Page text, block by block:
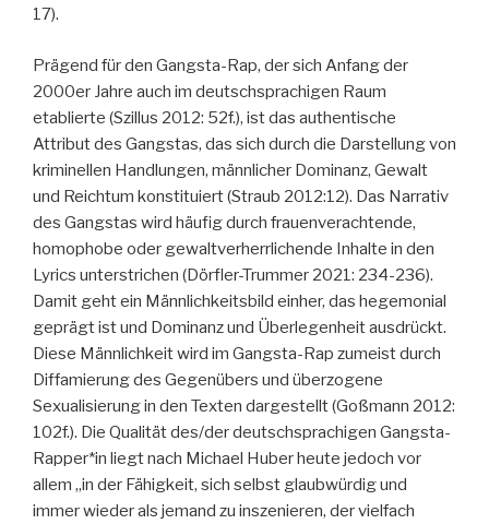
17).
Prägend für den Gangsta-Rap, der sich Anfang der
2000er Jahre auch im deutschsprachigen Raum
etablierte (Szillus 2012: 52f.), ist das authentische
Attribut des Gangstas, das sich durch die Darstellung von
kriminellen Handlungen, männlicher Dominanz, Gewalt
und Reichtum konstituiert (Straub 2012:12). Das Narrativ
des Gangstas wird häufig durch frauenverachtende,
homophobe oder gewaltverherrlichende Inhalte in den
Lyrics unterstrichen (Dörfler-Trummer 2021: 234-236).
Damit geht ein Männlichkeitsbild einher, das hegemonial
geprägt ist und Dominanz und Überlegenheit ausdrückt.
Diese Männlichkeit wird im Gangsta-Rap zumeist durch
Diffamierung des Gegenübers und überzogene
Sexualisierung in den Texten dargestellt (Goßmann 2012:
102f.). Die Qualität des/der deutschsprachigen Gangsta-
Rapper*in liegt nach Michael Huber heute jedoch vor
allem „in der Fähigkeit, sich selbst glaubwürdig und
immer wieder als jemand zu inszenieren, der vielfach